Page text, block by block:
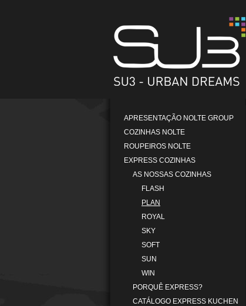
APRESENTAÇÃO NOLTE GROUP
COZINHAS NOLTE
ROUPEIROS NOLTE
EXPRESS COZINHAS
AS NOSSAS COZINHAS
FLASH
PLAN
ROYAL
SKY
SOFT
SUN
WIN
PORQUÊ EXPRESS?
CATÁLOGO EXPRESS KUCHEN